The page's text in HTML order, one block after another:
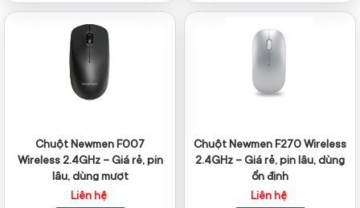
Chuột Newmen F007
Wireless 2.4GHz – Giá rẻ, pin
lâu, dùng mượt
Liên hệ
Chuột Newmen F270 Wireless
2.4GHz – Giá rẻ, pin lâu, dùng
ổn định
Liên hệ